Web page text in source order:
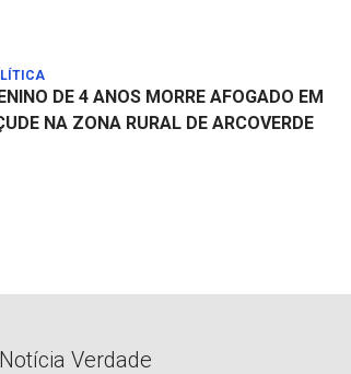
DE 4 ANOS MORRE AFOGADO EM
NA ZONA RURAL DE ARCOVERDE
Verdade